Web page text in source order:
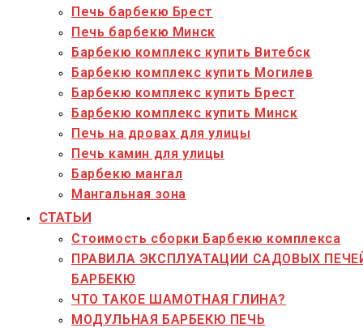
Печь барбекю Брест
Печь барбекю Минск
Барбекю комплекс купить Витебск
Барбекю комплекс купить Могилев
Барбекю комплекс купить Брест
Барбекю комплекс купить Минск
Печь на дровах для улицы
Печь камин для улицы
Барбекю мангал
Мангальная зона
СТАТЬИ
Стоимость сборки Барбекю комплекса
ПРАВИЛА ЭКСПЛУАТАЦИИ САДОВЫХ
БАРБЕКЮ
ЧТО ТАКОЕ ШАМОТНАЯ ГЛИНА?
МОДУЛЬНАЯ БАРБЕКЮ ПЕЧЬ